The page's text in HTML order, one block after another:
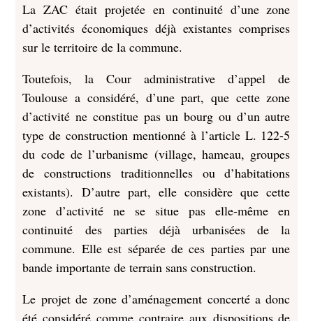
La ZAC était projetée en continuité d’une zone
d’activités économiques déjà existantes comprises
sur le territoire de la commune.
Toutefois, la Cour administrative d’appel de
Toulouse a considéré, d’une part, que cette zone
d’activité ne constitue pas un bourg ou d’un autre
type de construction mentionné à l’article L. 122-5
du code de l’urbanisme (village, hameau, groupes
de constructions traditionnelles ou d’habitations
existants). D’autre part, elle considère que cette
zone d’activité ne se situe pas elle-même en
continuité des parties déjà urbanisées de la
commune. Elle est séparée de ces parties par une
bande importante de terrain sans construction.
Le projet de zone d’aménagement concerté a donc
été considéré comme contraire aux dispositions de